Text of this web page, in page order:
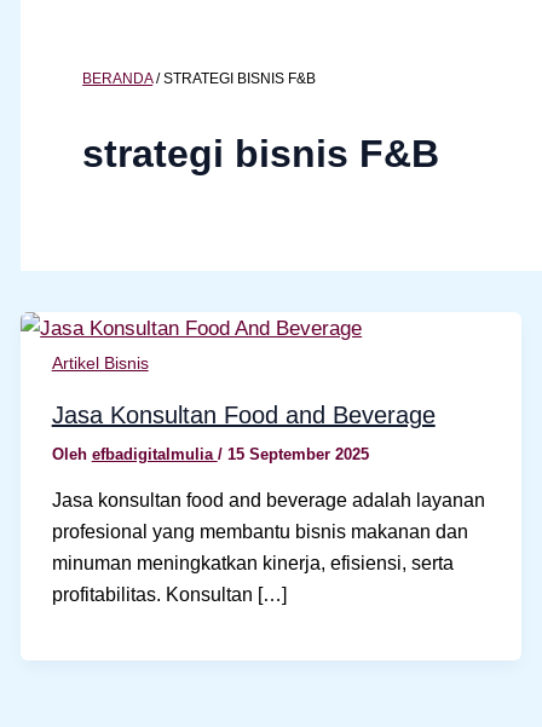
BERANDA/STRATEGI BISNIS F&B
strategi bisnis F&B
Artikel Bisnis
Jasa Konsultan Food and Beverage
Oleh efbadigitalmulia / 15 September 2025
Jasa konsultan food and beverage adalah layanan
profesional yang membantu bisnis makanan dan
minuman meningkatkan kinerja, efisiensi, serta
profitabilitas. Konsultan […]